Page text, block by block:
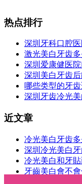
热点排行
深圳牙科口腔
激光美白牙齿
深圳爱康健医
深圳美白牙齿
哪些类型的牙
深圳牙齿冷光
近文章
冷光美白牙齿
深圳冷光美白
冷光美白和牙
牙齒美白會不
你的牙齒適合